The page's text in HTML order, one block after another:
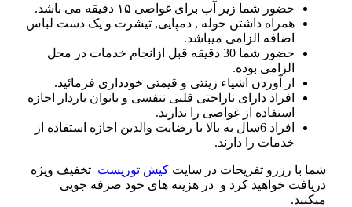
حضور شما زیر آب برای غواصی ۱۵ دقیقه می باشد.
همراه داشتن حوله , دمپایی, تیشرت و یک دست لباس
اضافه الزامی میباشد.
حضور شما 30 دقیقه قبل ازانجام خدمات در محل
الزامی بوده.
از آوردن اشیاء زینتی و قیمتی خودداری فرمائید.
افراد دارای ناراحتی قلبی تنفسی و بانوان باردار اجازه
استفاده از غواصی را ندارند.
افراد 6سال به بالا با رضایت والدین اجازه استفاده از
خدمات را دارند.
شما با رزرو تفریحات در سایت کیش توریست تخفیف ویژه
دریافت خواهید کرد و در هزینه های خود صرفه جویی
میکنید.